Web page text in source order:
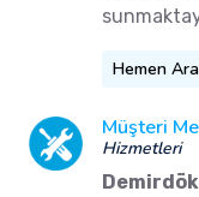
Hemen
Müşteri
Hizmetleri